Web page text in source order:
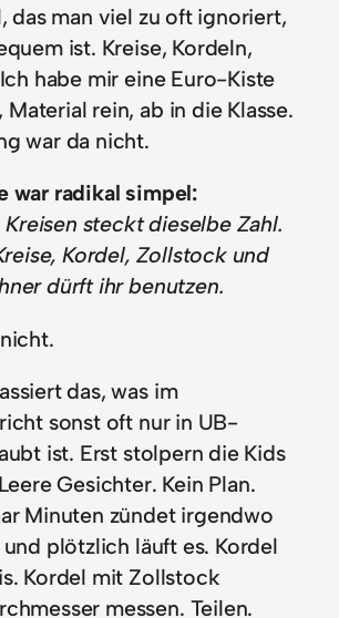
das man viel zu oft ignoriert,
ist. Kreise, Kordeln,
habe mir eine Euro-Kiste
rein, ab in die Klasse.
war da nicht.
war radikal simpel:
Kreisen steckt dieselbe Zahl.
Kordel, Zollstock und
dürft ihr benutzen.
das, was im
sonst oft nur in UB-
ist. Erst stolpern die Kids
Gesichter. Kein Plan.
Minuten zündet irgendwo
plötzlich läuft es. Kordel
Kordel mit Zollstock
messen. Teilen.